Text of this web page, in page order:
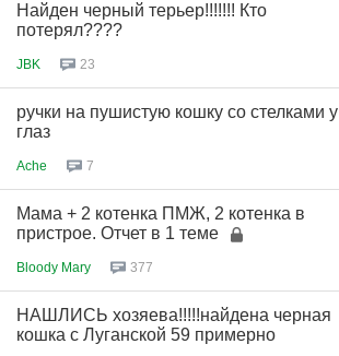
Найден черный терьер!!!!!!! Кто
потерял????
JBK 23
ручки на пушистую кошку со стелками у
глаз
Ache 7
Мама + 2 котенка ПМЖ, 2 котенка в
пристрое. Отчет в 1 теме
Bloody Mary 377
НАШЛИСЬ хозяева!!!!!найдена черная
кошка с Луганской 59 примерно